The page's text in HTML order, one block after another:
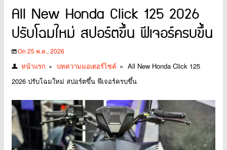
All New Honda Click 125 2026
ปรับโฉมใหม่ สปอร์ตขึ้น ฟีเจอร์ครบขึ้น
On 25 พ.ค., 2026
หน้าแรก » บทความมอเตอร์ไซค์ » All New Honda Click 125
2026 ปรับโฉมใหม่ สปอร์ตขึ้น ฟีเจอร์ครบขึ้น